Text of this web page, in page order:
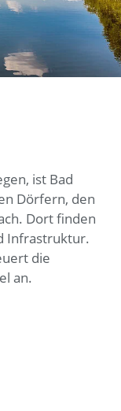
ist Bad
Dörfern, den
Dort finden
Infrastruktur.
die
an.